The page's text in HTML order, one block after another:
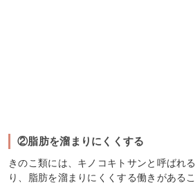
②脂肪を溜まりにくくする
きのこ類には、キノコキトサンと呼ばれ
り、脂肪を溜まりにくくする働きがある